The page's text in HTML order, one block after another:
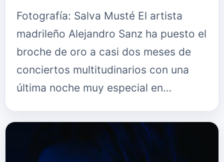
Fotografía: Salva Musté El artista
madrileño Alejandro Sanz ha puesto el
broche de oro a casi dos meses de
conciertos multitudinarios con una
última noche muy especial en
de julio, culminando así una de l…